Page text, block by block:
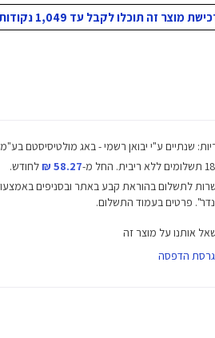
מוצר זה תוכלו לקבל עד 1,049 נקודות מועדון!
שנתיים ע"י יבואן רשמי - באג מולטיסיסטם בע"מ
החל מ-58.27 ₪
לחודש.
לתשלום בהוראת קבע באתר ובסניפים
פרטים בעמוד התשלום.
אותנו על מוצר זה
גרסת הדפסה